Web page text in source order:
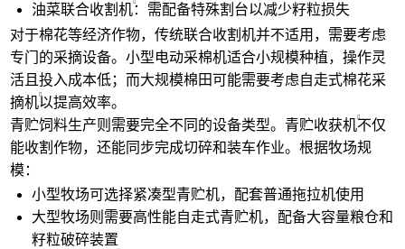
油菜联合收割机：需配备特殊割台以减少籽粒损失
对于棉花等经济作物，传统联合收割机并不适用，需要考虑
专门的采摘设备。小型电动采棉机适合小规模种植，操作灵
活且投入成本低；而大规模棉田可能需要考虑自走式棉花采
摘机以提高效率。
青贮饲料生产则需要完全不同的设备类型。 青贮收获机不仅
能收割作物，还能同步完成切碎和装车作业。根据牧场规
模：
小型牧场可选择紧凑型青贮机，配套普通拖拉机使用
大型牧场则需要高性能自走式青贮机，配备大容量粮仓和
籽粒破碎装置